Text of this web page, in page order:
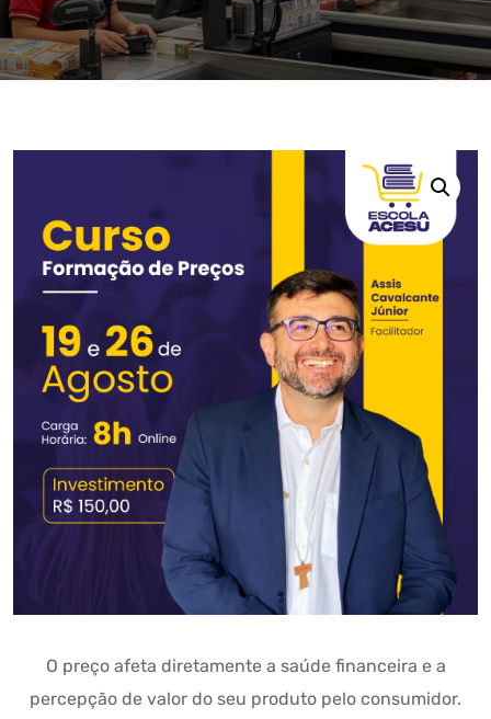
O preço afeta diretamente a saúde financeira e a
percepção de valor do seu produto pelo consumidor.